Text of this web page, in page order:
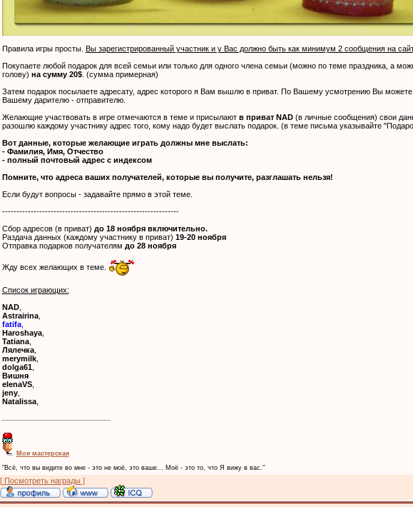
Правила игры просты.
Вы зарегистрированный участник и у Вас должно быть как минимум 2 сообщения на
Покупаете любой подарок для всей семьи или только для одного члена семьи (можно по теме праздника, а
голову) на сумму 20$. (сумма примерная)
Затем подарок посылаете адресату, адрес которого я Вам вышлю в приват. По Вашему усмотрению Вы можете
Вашему дарителю - отправителю.
Желающие участвовать в игре отмечаются в теме и присылают в приват NAD(в личные сообщения) свои
разошлю каждому участнику адрес того, кому надо будет выслать подарок. (в теме письма указывайте
Вот данные, которые желающие играть должны мне выслать:
- Фамилия, Имя, Отчество
- полный почтовый адрес с индексом
Помните, что адреса ваших получателей, которые вы получите, разглашать нельзя!
Если будут вопросы - задавайте прямо в этой теме.
--------------------------------------------------------------
Сбор адресов (в приват) до 18 ноября включительно.
Раздача данных (каждому участнику в приват) 19-20 ноября
Отправка подарков получателям до 28 ноября
Жду всех желающих в теме.
Список играющих:
NAD,
Astrairina,
fatifa,
Haroshaya,
Tatiana,
Лялечка,
merymilk,
dolga61,
Вишня
elenaVS,
jeny,
Natalissa,
Моя мастерская
"Всё, что вы видите во мне - это не моё, это ваше... Моё - это то, что Я вижу в вас."
[ Посмотреть награды ]